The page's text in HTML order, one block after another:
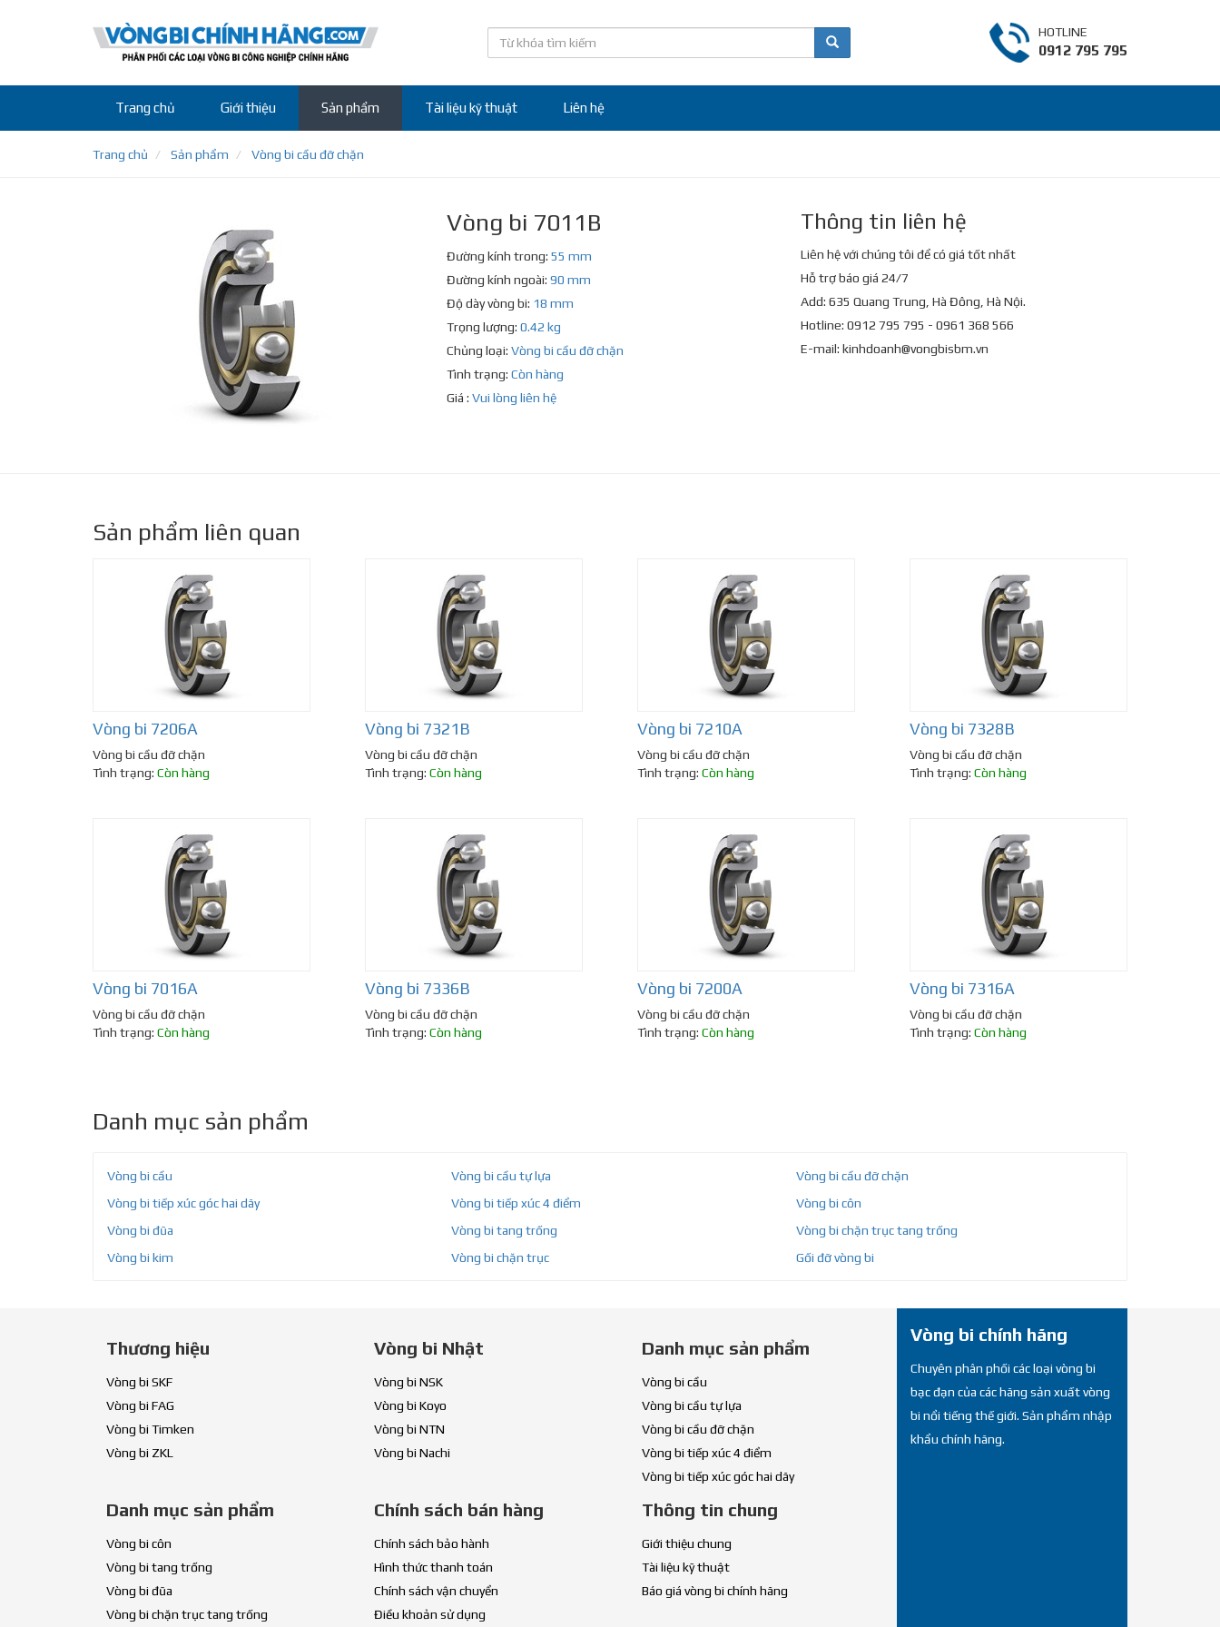
HOTLINE
0912 795 795
Trang chủ Giới thiệu Sản phẩm Tài liệu kỹ thuật Liên hệ
Trang chủ Sản phẩm Vòng bi cầu đỡ chặn
Vòng bi 7011B
Đường kính trong: 55 mm
Đường kính ngoài: 90 mm
Độ dày vòng bi: 18 mm
Trọng lượng: 0.42 kg
Chủng loại: Vòng bi cầu đỡ chặn
Tình trạng: Còn hàng
Giá : Vui lòng liên hệ
Thông tin liên hệ
Liên hệ với chúng tôi để có giá tốt nhất
Hỗ trợ báo giá 24/7
Add: 635 Quang Trung, Hà Đông, Hà Nội.
Hotline: 0912 795 795 - 0961 368 566
E-mail: kinhdoanh@vongbisbm.vn
Sản phẩm liên quan
Vòng bi 7206A
Vòng bi cầu đỡ chặn
Tình trạng: Còn hàng
Vòng bi 7321B
Vòng bi cầu đỡ chặn
Tình trạng: Còn hàng
Vòng bi 7210A
Vòng bi cầu đỡ chặn
Tình trạng: Còn hàng
Vòng bi 7328B
Vòng bi cầu đỡ chặn
Tình trạng: Còn hàng
Vòng bi 7016A
Vòng bi cầu đỡ chặn
Tình trạng: Còn hàng
Vòng bi 7336B
Vòng bi cầu đỡ chặn
Tình trạng: Còn hàng
Vòng bi 7200A
Vòng bi cầu đỡ chặn
Tình trạng: Còn hàng
Vòng bi 7316A
Vòng bi cầu đỡ chặn
Tình trạng: Còn hàng
Danh mục sản phẩm
Vòng bi cầu Vòng bi cầu tự lựa
Vòng bi cầu đỡ chặn
Vòng bi tiếp xúc góc hai dãy
Vòng bi tiếp xúc 4 điểm
Vòng bi côn
Vòng bi đũa
Vòng bi tang trống
Vòng bi chặn trục tang trống
Vòng bi kim
Vòng bi chặn trục Gối đỡ vòng bi
Thương hiệu
Vòng bi SKF
Vòng bi FAG
Vòng bi Timken
Vòng bi ZKL
Vòng bi Nhật
Vòng bi NSK
Vòng bi Koyo
Vòng bi NTN
Vòng bi Nachi
Danh mục sản phẩm
Vòng bi cầu
Vòng bi cầu tự lựa
Vòng bi cầu đỡ chặn
Vòng bi tiếp xúc 4 điểm
Vòng bi tiếp xúc góc hai dãy
Danh mục sản phẩm
Vòng bi côn
Vòng bi tang trống
Vòng bi đũa
Vòng bi chặn trục tang trống
Chính sách bán hàng
Chính sách bảo hành
Hình thức thanh toán
Chính sách vận chuyển
Điều khoản sử dụng
Thông tin chung
Giới thiệu chung
Tài liệu kỹ thuật
Báo giá vòng bi chính hãng
Vòng bi chính hãng
Chuyên phân phối các loại vòng bi
bạc đạn của các hãng sản xuất vòng
bi nổi tiếng thế giới. Sản phẩm nhập
khẩu chính hãng.